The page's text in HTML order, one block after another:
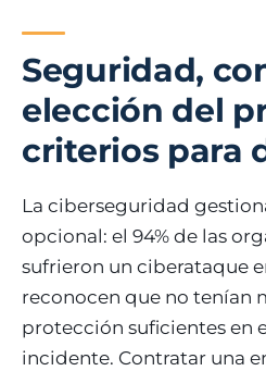
Seguridad,
elección del
criterios para
La ciberseguridad
opcional: el 94% de las
sufrieron un ciberataque
reconocen que no tenían
protección suficientes en
incidente. Contratar una